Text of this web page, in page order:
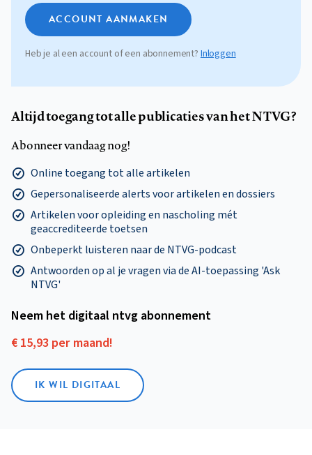
ACCOUNT AANMAKEN
Heb je al een account of een abonnement?Inloggen
Altijd toegang tot alle publicaties van het NTVG?
Abonneer vandaag nog!
Online toegang tot alle artikelen
Gepersonaliseerde alerts voor artikelen en dossiers
Artikelen voor opleiding en nascholing mét
geaccrediteerde toetsen
Onbeperkt luisteren naar de NTVG-podcast
Antwoorden op al je vragen via de AI-toepassing 'Ask
NTVG'
Neem het digitaal ntvg abonnement
€ 15,93 per maand!
IK WIL DIGITAAL